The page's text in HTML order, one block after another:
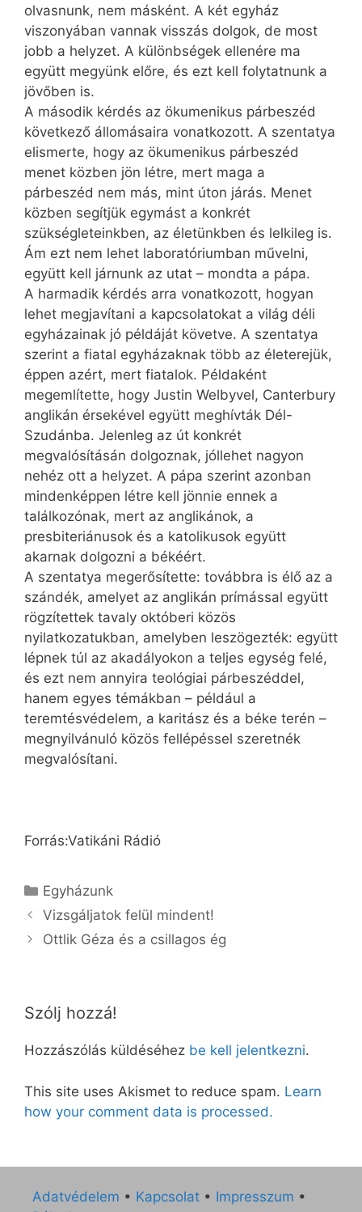
olvasnunk, nem másként. A két egyház
viszonyában vannak visszás dolgok, de most
jobb a helyzet. A különbségek ellenére ma
együtt megyünk előre, és ezt kell folytatnunk a
jövőben is.
A második kérdés az ökumenikus párbeszéd
következő állomásaira vonatkozott. A szentatya
elismerte, hogy az ökumenikus párbeszéd
menet közben jön létre, mert maga a
párbeszéd nem más, mint úton járás. Menet
közben segítjük egymást a konkrét
szükségleteinkben, az életünkben és lelkileg is.
Ám ezt nem lehet laboratóriumban művelni,
együtt kell járnunk az utat – mondta a pápa.
A harmadik kérdés arra vonatkozott, hogyan
lehet megjavítani a kapcsolatokat a világ déli
egyházainak jó példáját követve. A szentatya
szerint a fiatal egyházaknak több az életerejük,
éppen azért, mert fiatalok. Példaként
megemlítette, hogy Justin Welbyvel, Canterbury
anglikán érsekével együtt meghívták Dél-
Szudánba. Jelenleg az út konkrét
megvalósításán dolgoznak, jóllehet nagyon
nehéz ott a helyzet. A pápa szerint azonban
mindenképpen létre kell jönnie ennek a
találkozónak, mert az anglikánok, a
presbiteriánusok és a katolikusok együtt
akarnak dolgozni a békéért.
A szentatya megerősítette: továbbra is élő az a
szándék, amelyet az anglikán prímással együtt
rögzítettek tavaly októberi közös
nyilatkozatukban, amelyben leszögezték: együtt
lépnek túl az akadályokon a teljes egység felé,
és ezt nem annyira teológiai párbeszéddel,
hanem egyes témákban – például a
teremtésvédelem, a karitász és a béke terén –
megnyilvánuló közös fellépéssel szeretnék
megvalósítani.
Forrás:Vatikáni Rádió
Kategória
Egyházunk
Vizsgáljatok felül mindent!
Ottlik Géza és a csillagos ég
Szólj hozzá!
Hozzászólás küldéséhez be kell jelentkezni.
This site uses Akismet to reduce spam. Learn
how your comment data is processed.
Adatvédelem • Kapcsolat • Impresszum •